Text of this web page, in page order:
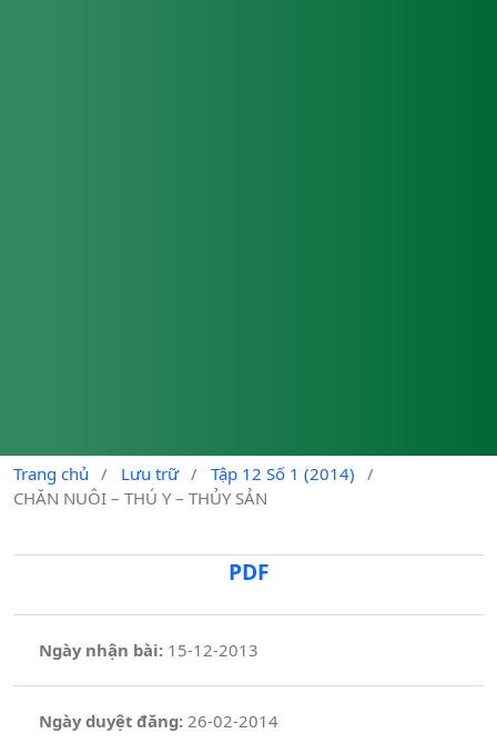
Trang chủ / Lưu trữ / Tập 12 Số 1 (2014)
/
CHĂN NUÔI – THÚ Y – THỦY SẢN
PDF
Ngày nhận bài: 15-12-2013
Ngày duyệt đăng:26-02-2014